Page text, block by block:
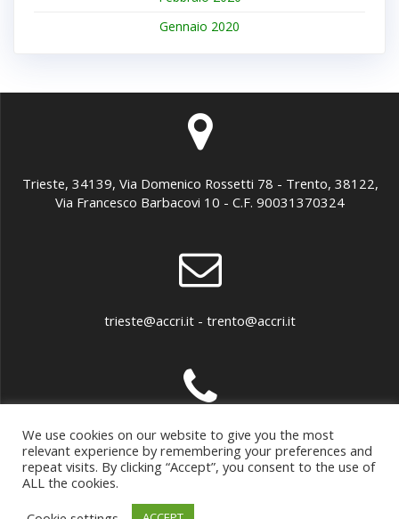
Gennaio 2020
Trieste, 34139, Via Domenico Rossetti 78 - Trento, 38122,
Via Francesco Barbacovi 10 - C.F. 90031370324
trieste@accri.it - trento@accri.it
040 307899 - 0461 891279
We use cookies on our website to give you the most
relevant experience by remembering your preferences and
repeat visits. By clicking “Accept”, you consent to the use of
ALL the cookies.